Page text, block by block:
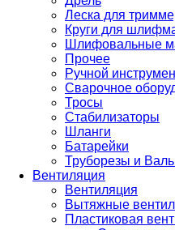
Леска для
Круги для
Шлифовальные
Прочее
Ручной
Сварочное
Тросы
Стабилизаторы
Шланги
Батарейки
Труборезы и
Вентиляция
Вентиляция
Вытяжные
Пластиковая